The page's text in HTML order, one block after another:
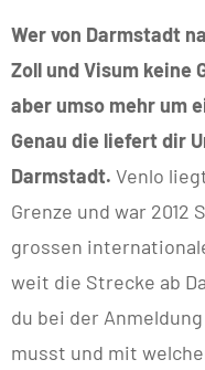
Wer von Darmstadt
Zoll und Visum keine
aber umso mehr um
Genau die liefert dir
Darmstadt. Venlo
Grenze und war
grossen
weit die Strecke ab
du bei der
musst und mit